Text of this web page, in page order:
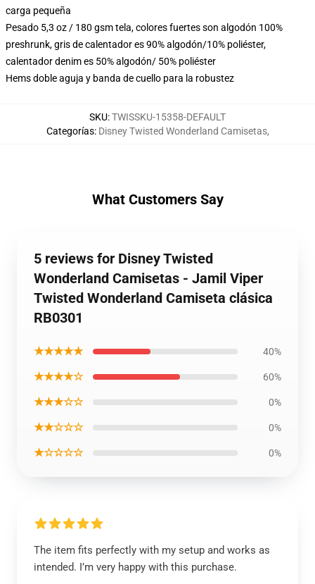
carga pequeña
Pesado 5,3 oz / 180 gsm tela, colores fuertes son algodón 100%
preshrunk, gris de calentador es 90% algodón/10% poliéster,
calentador denim es 50% algodón/ 50% poliéster
Hems doble aguja y banda de cuello para la robustez
SKU:TWISSKU-15358-DEFAULT
Categorías: Disney Twisted Wonderland Camisetas,
What Customers Say
5 reviews for Disney Twisted
Wonderland Camisetas - Jamil Viper
Twisted Wonderland Camiseta clásica
RB0301
★★★★★ 40%
★★★★☆ 60%
★★★☆☆ 0%
★★☆☆☆ 0%
★☆☆☆☆ 0%
The item fits perfectly with my setup and works as
intended. I’m very happy with this purchase.